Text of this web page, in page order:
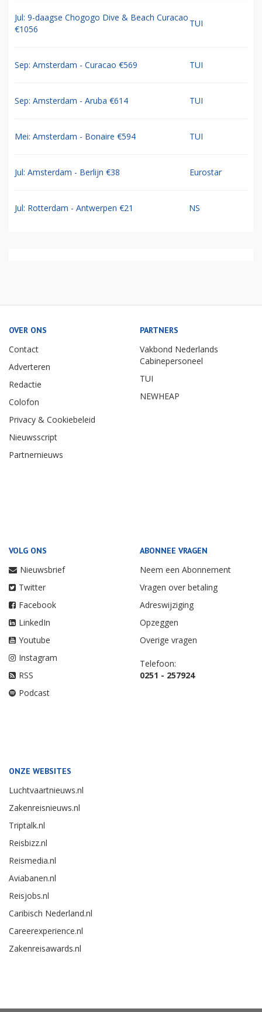
Jul: 9-daagse Chogogo Dive & Beach Curacao
€1056
TUI
Sep: Amsterdam - Curacao €569 TUI
Sep: Amsterdam - Aruba €614 TUI
Mei: Amsterdam - Bonaire €594 TUI
Jul: Amsterdam - Berlijn €38 Eurostar
Jul: Rotterdam - Antwerpen €21 NS
OVER ONS
Contact
Adverteren
Redactie
Colofon
Privacy & Cookiebeleid
Nieuwsscript
Partnernieuws
PARTNERS
Vakbond Nederlands
Cabinepersoneel
TUI
NEWHEAP
VOLG ONS
Nieuwsbrief
Twitter
Facebook
LinkedIn
Youtube
Instagram
RSS
Podcast
ABONNEE VRAGEN
Neem een Abonnement
Vragen over betaling
Adreswijziging
Opzeggen
Overige vragen
Telefoon:
0251 - 257924
ONZE WEBSITES
Luchtvaartnieuws.nl
Zakenreisnieuws.nl
Triptalk.nl
Reisbizz.nl
Reismedia.nl
Aviabanen.nl
Reisjobs.nl
Caribisch Nederland.nl
Careerexperience.nl
Zakenreisawards.nl